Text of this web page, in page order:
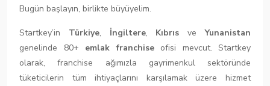
Bugün başlayın, birlikte büyüyelim.
Startkey’in Türkiye, İngiltere, KıbrısveYunanistan
genelinde 80+ emlak franchiseofisi mevcut. Startkey
olarak, franchise ağımızla gayrimenkul sektöründe
tüketicilerin tüm ihtiyaçlarını karşılamak üzere hizmet